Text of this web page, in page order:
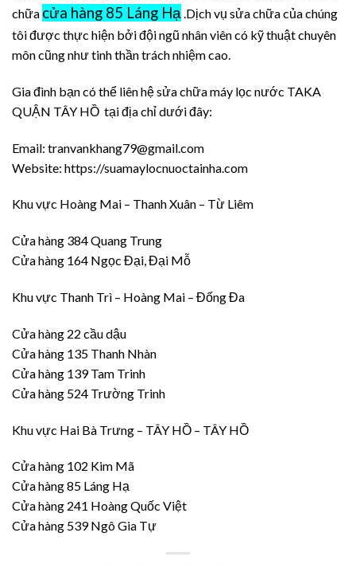
chữa cửa hàng 85 Láng Hạ .Dịch vụ sửa chữa của chúng
tôi được thực hiện bởi đội ngũ nhân viên có kỹ thuật chuyên
môn cũng như tinh thần trách nhiệm cao.
Gia đình bạn có thể liên hệ sửa chữa máy lọc nước TAKA
QUẬN TÂY HỒ tại địa chỉ dưới đây:
Email: tranvankhang79@gmail.com
Website: https://suamaylocnuoctainha.com
Khu vực Hoàng Mai – Thanh Xuân – Từ Liêm
Cửa hàng 384 Quang Trung
Cửa hàng 164 Ngọc Đại, Đại Mỗ
Khu vực Thanh Trì – Hoàng Mai – Đống Đa
Cửa hàng 22 cầu dậu
Cửa hàng 135 Thanh Nhàn
Cửa hàng 139 Tam Trinh
Cửa hàng 524 Trường Trinh
Khu vực Hai Bà Trưng – TÂY HỒ – TÂY HỒ
Cửa hàng 102 Kim Mã
Cửa hàng 85 Láng Hạ
Cửa hàng 241 Hoàng Quốc Việt
Cửa hàng 539 Ngô Gia Tự